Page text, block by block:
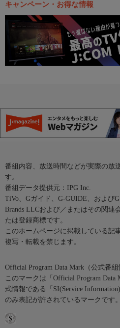
キャンペーン・お得な情報
番組内容、放送時間などが実際の放
す。
番組データ提供元：IPG Inc.
TiVo、Gガイド、G-GUIDE、および
Brands LLCおよび／またはその関連
たは登録商標です。
このホームページに掲載している記
複写・転載を禁じます。
Official Program Data Mark（公式番組
このマークは「Official Program
式情報である「SI(Service
のみ表記が許されているマークです。